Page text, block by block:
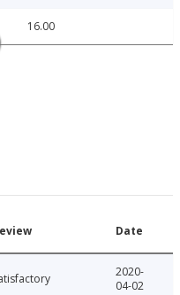
16.00
Date
2020-
04-02